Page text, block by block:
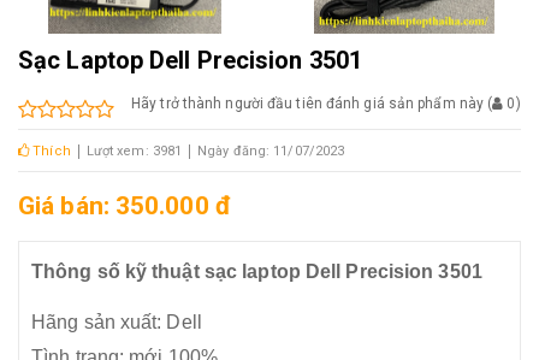
Sạc Laptop Dell Precision 3501
Hãy trở thành người đầu tiên đánh giá sản phẩm này ( 0)
Thích Lượt xem: 3981 Ngày đăng: 11/07/2023
Giá bán: 350.000 đ
Thông số kỹ thuật sạc laptop Dell Precision 3501
Hãng sản xuất: Dell